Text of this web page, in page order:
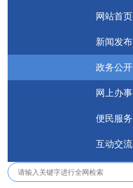
网站首页
新闻发布
政务公开
网上办事
便民服务
互动交流